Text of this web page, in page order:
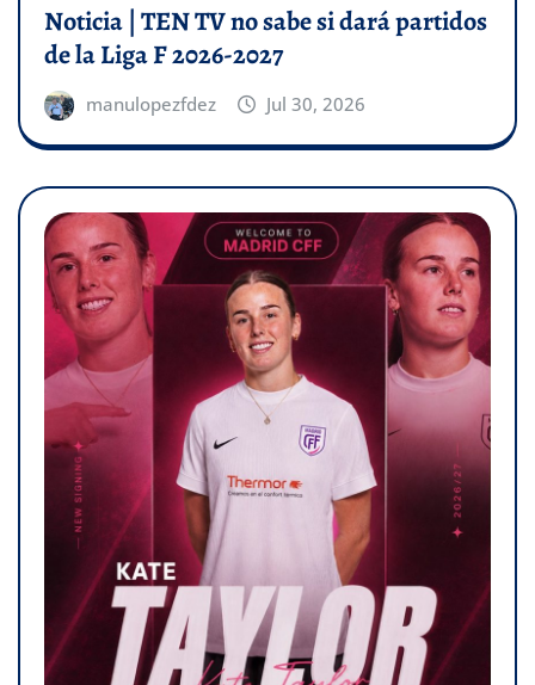
Noticia | TEN TV no sabe si dará partidos
de la Liga F 2026-2027
manulopezfdez Jul 30, 2026